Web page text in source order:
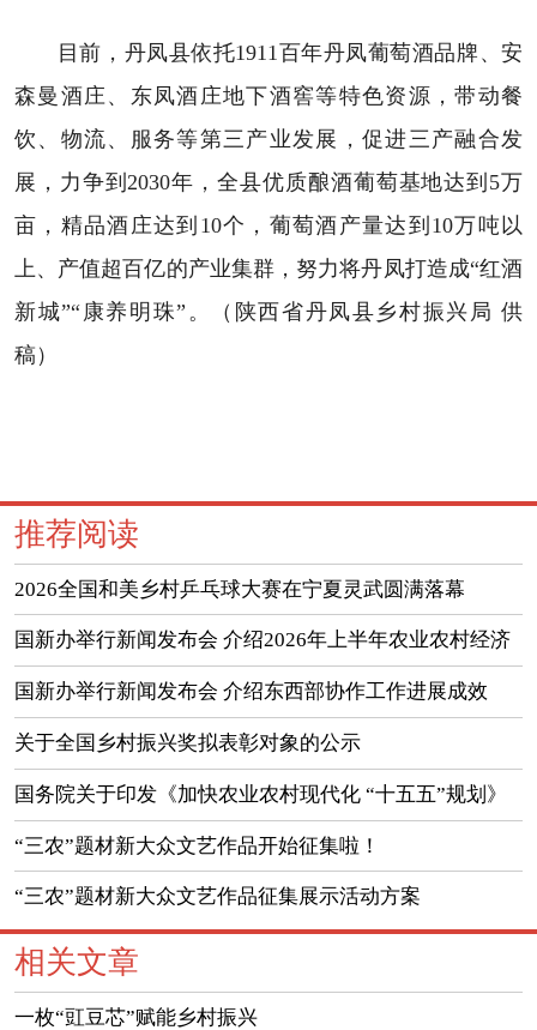
目前，丹凤县依托1911百年丹凤葡萄酒品牌、安
森曼酒庄、东凤酒庄地下酒窖等特色资源，带动餐
饮、物流、服务等第三产业发展，促进三产融合发
展，力争到2030年，全县优质酿酒葡萄基地达到5万
亩，精品酒庄达到10个，葡萄酒产量达到10万吨以
上、产值超百亿的产业集群，努力将丹凤打造成“红酒
新城”“康养明珠”。（陕西省丹凤县乡村振兴局 供
稿）
推荐阅读
2026全国和美乡村乒乓球大赛在宁夏灵武圆满落幕
国新办举行新闻发布会 介绍2026年上半年农业农村经济
运行情况
国新办举行新闻发布会 介绍东西部协作工作进展成效
（实录）
关于全国乡村振兴奖拟表彰对象的公示
国务院关于印发《加快农业农村现代化 “十五五”规划》
的通知
“三农”题材新大众文艺作品开始征集啦！
“三农”题材新大众文艺作品征集展示活动方案
相关文章
一枚“豇豆芯”赋能乡村振兴